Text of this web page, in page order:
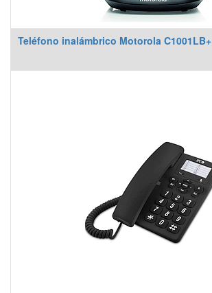
Teléfono inalámbrico Motorola C1001LB+